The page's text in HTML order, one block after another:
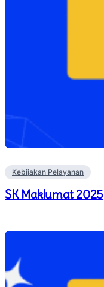
Kebijakan Pelayanan
SK Maklumat 2025